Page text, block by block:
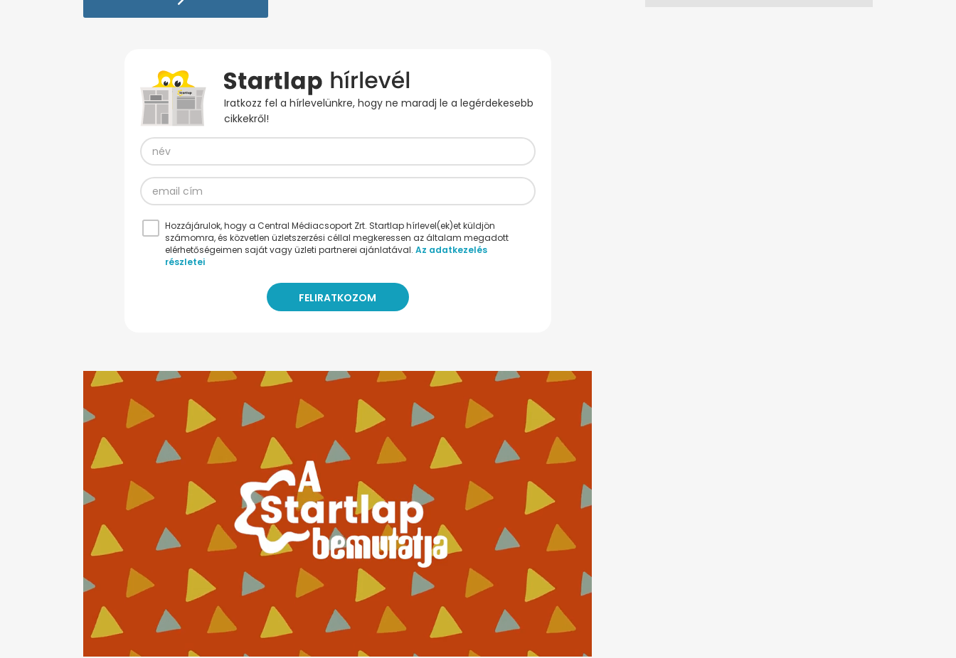
Iratkozz fel a hírlevelünkre, hogy ne maradj le a legérdekesebb
cikkekről!
Hozzájárulok, hogy a Central Médiacsoport Zrt. Startlap hírlevel(ek)et küldjön
számomra, és közvetlen üzletszerzési céllal megkeressen az általam megadott
elérhetőségeimen saját vagy üzleti partnerei ajánlatával. Az adatkezelés
részletei